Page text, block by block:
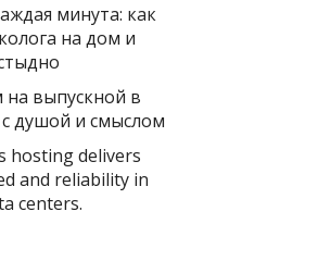
минута: как
на дом и
выпускной в
душой и смыслом
hosting delivers
and reliability in
centers.